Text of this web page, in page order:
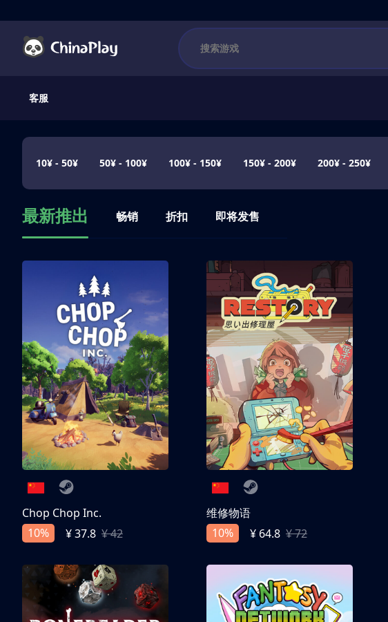
客服
10¥ - 50¥ 50¥ - 100¥ 100¥ - 150¥ 150¥ - 200¥ 200¥ - 250¥
最新推出 畅销 折扣 即将发售
Chop Chop Inc.
10%
¥ 37.8 ¥ 42
维修物语
10%
¥ 64.8 ¥ 72